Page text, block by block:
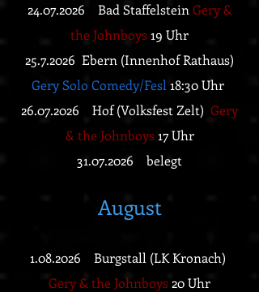
24.07.2026 Bad Staffelstein Gery &
the Johnboys19 Uhr
25.7.2026 Ebern (Innenhof Rathaus)
Gery Solo Comedy/Fesl 18:30 Uhr
26.07.2026 Hof (Volksfest Zelt) Gery
& the Johnboys17 Uhr
31.07.2026 belegt
August
1.08.2026 Burgstall (LK Kronach)
Gery & the Johnboys 20 Uhr